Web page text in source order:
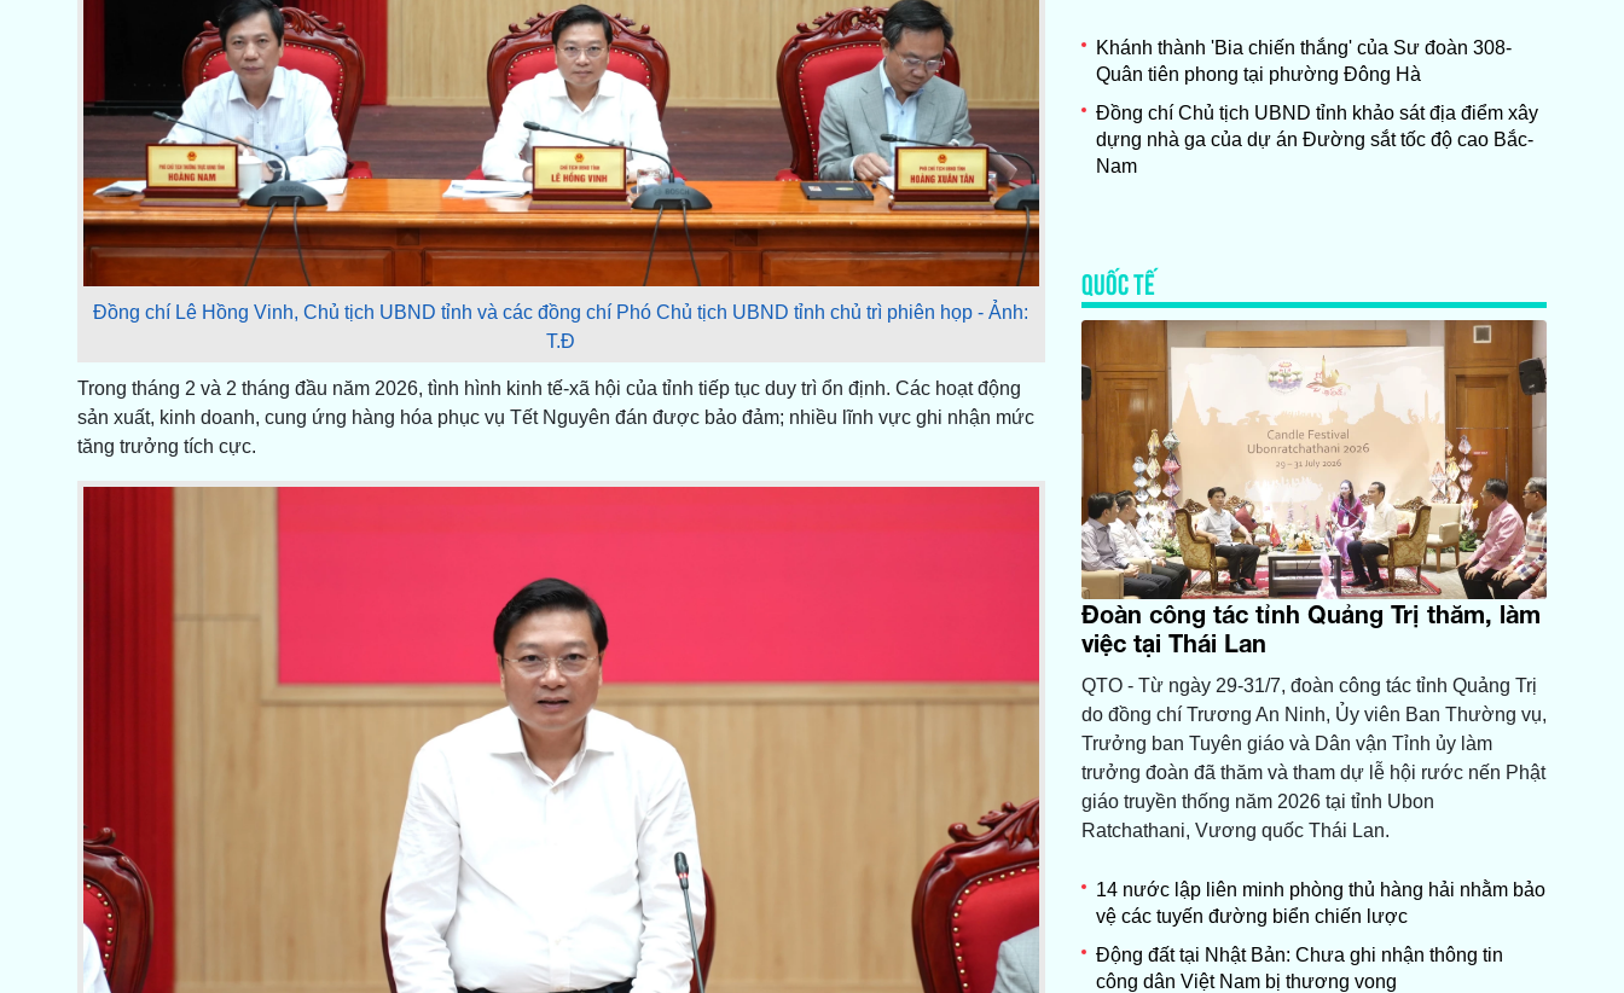
Đồng chí Lê Hồng Vinh, Chủ tịch UBND tỉnh và các đồng chí Phó Chủ tịch UBND tỉnh chủ trì phiên họp - Ảnh:
T.Đ
Trong tháng 2 và 2 tháng đầu năm 2026, tình hình kinh tế-xã hội của tỉnh tiếp tục duy trì ổn định. Các hoạt động
sản xuất, kinh doanh, cung ứng hàng hóa phục vụ Tết Nguyên đán được bảo đảm; nhiều lĩnh vực ghi nhận mức
tăng trưởng tích cực.
Khánh thành 'Bia chiến thắng' của Sư đoàn 308-
Quân tiên phong tại phường Đông Hà
Đồng chí Chủ tịch UBND tỉnh khảo sát địa điểm xây
dựng nhà ga của dự án Đường sắt tốc độ cao Bắc-
Nam
QUỐC TẾ
Đoàn công tác tỉnh Quảng Trị thăm, làm
việc tại Thái Lan
QTO - Từ ngày 29-31/7, đoàn công tác tỉnh Quảng Trị
do đồng chí Trương An Ninh, Ủy viên Ban Thường vụ,
Trưởng ban Tuyên giáo và Dân vận Tỉnh ủy làm
trưởng đoàn đã thăm và tham dự lễ hội rước nến Phật
giáo truyền thống năm 2026 tại tỉnh Ubon
Ratchathani, Vương quốc Thái Lan.
14 nước lập liên minh phòng thủ hàng hải nhằm bảo
vệ các tuyến đường biển chiến lược
Động đất tại Nhật Bản: Chưa ghi nhận thông tin
công dân Việt Nam bị thương vong